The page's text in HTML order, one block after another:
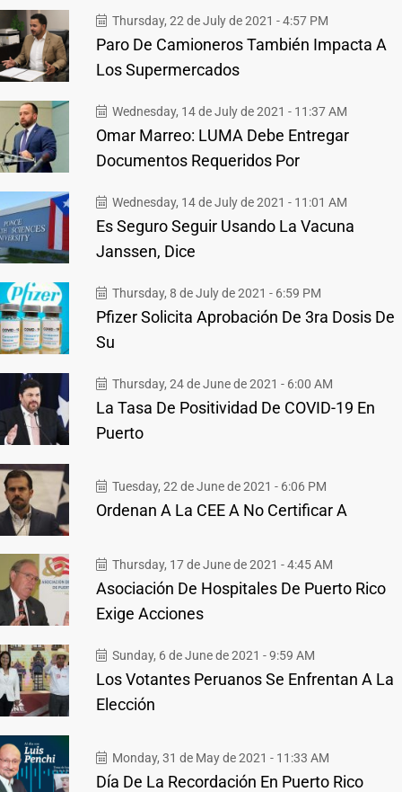
Thursday, 22 de July de 2021 - 4:57 PM
Paro De Camioneros También Impacta A
Los Supermercados
Wednesday, 14 de July de 2021 - 11:37 AM
Omar Marreo: LUMA Debe Entregar
Documentos Requeridos Por
Wednesday, 14 de July de 2021 - 11:01 AM
Es Seguro Seguir Usando La Vacuna
Janssen, Dice
Thursday, 8 de July de 2021 - 6:59 PM
Pfizer Solicita Aprobación De 3ra Dosis De
Su
Thursday, 24 de June de 2021 - 6:00 AM
La Tasa De Positividad De COVID-19 En
Puerto
Tuesday, 22 de June de 2021 - 6:06 PM
Ordenan A La CEE A No Certificar A
Thursday, 17 de June de 2021 - 4:45 AM
Asociación De Hospitales De Puerto Rico
Exige Acciones
Sunday, 6 de June de 2021 - 9:59 AM
Los Votantes Peruanos Se Enfrentan A La
Elección
Monday, 31 de May de 2021 - 11:33 AM
Día De La Recordación En Puerto Rico